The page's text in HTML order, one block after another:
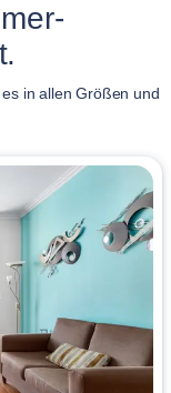
in allen Größen und